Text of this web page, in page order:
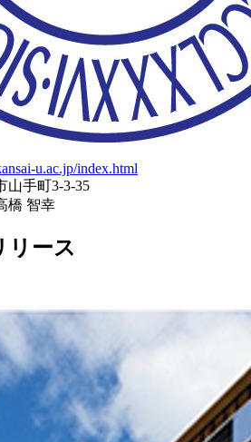
u.ac.jp/index.html
山手町3-3-35
橋 智幸
リース